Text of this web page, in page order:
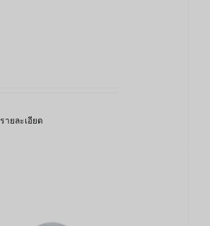
รายละเอียด